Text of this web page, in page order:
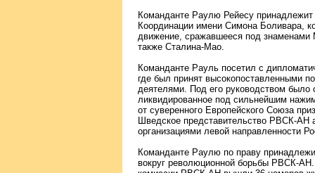
Команданте Раулю Рейесу принадлежит
Координации имени Симона Боливара,
движение, сражавшееся под
также Сталина-Мао.
Команданте Рауль посетил с
где был принят высокопоставленными
деятелями. Под его руководством
ликвидированное под сильнейшим
от суверенного Европейского Союза
Шведское представительство РВСК-АН
организациями левой направленности
Команданте Раулю по праву
вокруг революционной борьбы РВСК-